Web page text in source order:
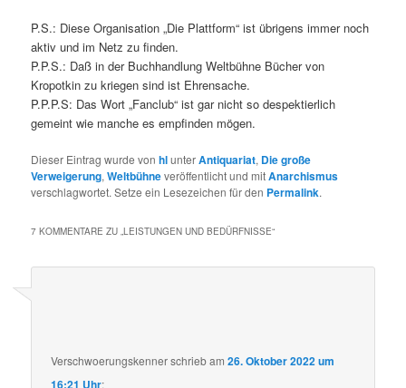
P.S.: Diese Organisation „Die Plattform“ ist übrigens immer noch
aktiv und im Netz zu finden.
P.P.S.: Daß in der Buchhandlung Weltbühne Bücher von
Kropotkin zu kriegen sind ist Ehrensache.
P.P.P.S: Das Wort „Fanclub“ ist gar nicht so despektierlich
gemeint wie manche es empfinden mögen.
Dieser Eintrag wurde vonhlunterAntiquariat, Die große
Verweigerung,Weltbühneveröffentlicht und mitAnarchismus
verschlagwortet. Setze ein Lesezeichen für den Permalink.
7 KOMMENTARE ZU „LEISTUNGEN UND BEDÜRFNISSE“
Verschwoerungskennerschriebam26. Oktober 2022 um
16:21 Uhr: